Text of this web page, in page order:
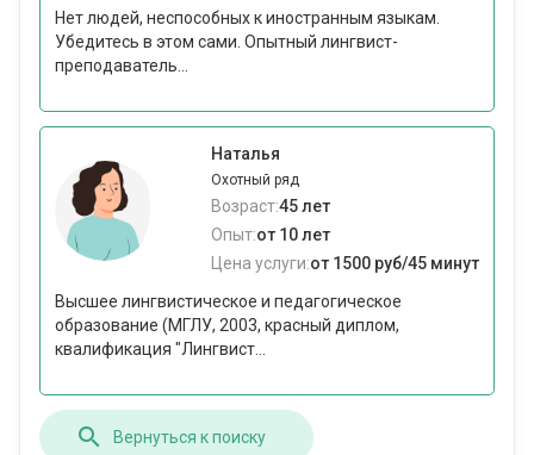
Нет людей, неспособных к иностранным языкам.
Убедитесь в этом сами. Опытный лингвист-
преподаватель...
Наталья
Охотный ряд
Возраст:45 лет
Опыт:от 10 лет
Цена услуги:от 1500 руб/45 минут
Высшее лингвистическое и педагогическое
образование (МГЛУ, 2003, красный диплом,
квалификация "Лингвист...
Вернуться к поиску